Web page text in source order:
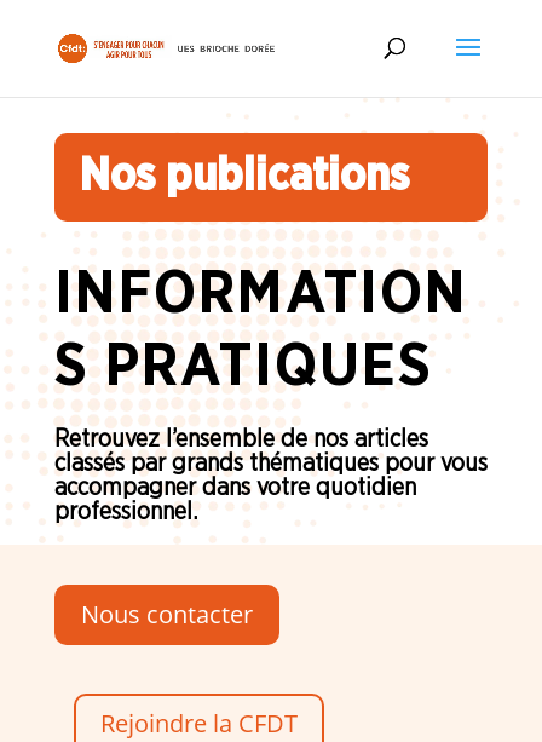
Nos publications
INFORMATION
S PRATIQUES
Retrouvez l’ensemble de nos articles
classés par grands thématiques pour vous
accompagner dans votre quotidien
professionnel.
Nous contacter
Rejoindre la CFDT